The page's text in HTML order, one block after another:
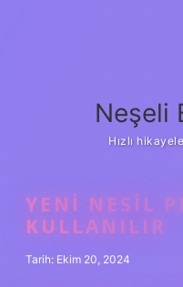
Neşeli
Hızlı
YENI NESIL
KULLANILIR
Tarih: Ekim 20, 2024